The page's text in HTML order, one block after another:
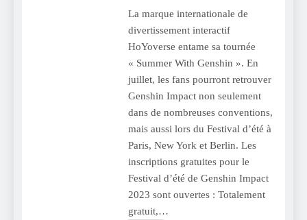
La marque internationale de
divertissement interactif
HoYoverse entame sa tournée
« Summer With Genshin ». En
juillet, les fans pourront retrouver
Genshin Impact non seulement
dans de nombreuses conventions,
mais aussi lors du Festival d’été à
Paris, New York et Berlin. Les
inscriptions gratuites pour le
Festival d’été de Genshin Impact
2023 sont ouvertes : Totalement
gratuit,…